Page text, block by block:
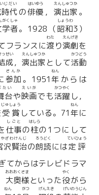
代
じだい
の俳優
はいゆう
， 演出家
えんしゅつか
。
学者
がくしゃ
。1928（ 昭和
しょうわ
3）
フランスに渡
わた
り演劇
えんげき
を
成
っせい
， 演出家
えんしゅつか
として活動
かつどう
参加
さんか
。1951 年
ねん
からは
台
たい
や映画
えいが
でも活躍
かつやく
し，
受賞
じゅしょう
している。71 年
ねん
に
仕事
しごと
の柱
はしら
の1つにして
沢賢治
ざわけんじ
の朗読
ろうどく
には定評
ていひょう
てからはテレビドラマ
大奥様
おおおくさま
といった役
やく
がら
ねん がつ げんえき げいのうじん